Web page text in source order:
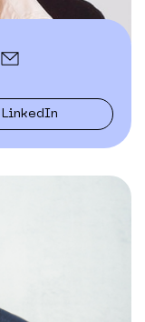
LinkedIn